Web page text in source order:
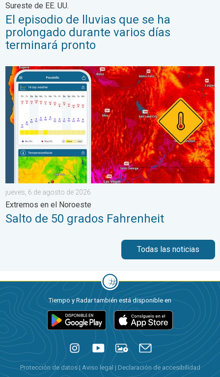
Sureste de EE. UU.
El episodio de lluvias que se ha
prolongado durante varios días
terminará pronto
Salto de 50 grados Fahrenheit. Extremos en el Noroeste. . .
jueves, 6 de agosto de 2026
Extremos en el Noroeste
Salto de 50 grados Fahrenheit
Todas las noticias
Tiempo y Radar también está disponible en
Protección de datos| Aviso legal | Declaración de accesibilidad